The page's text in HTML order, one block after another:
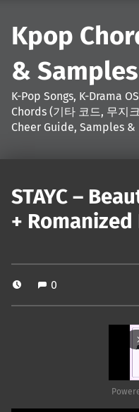
Kpop
& Samples
K-Pop Songs, K-Drama
Chords (기타 코드, 무지
Cheer Guide, Samples
STAYC –
+ Romanized
0